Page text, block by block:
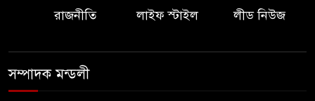
রাজনীতি
লাইফ স্টাইল লীড নিউজ
সম্পাদক মন্ডলী